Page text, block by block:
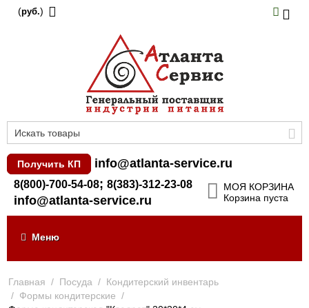
(руб.)
Получить КП info@atlanta-service.ru
8(800)-700-54-08; 8(383)-312-23-08
info@atlanta-service.ru
МОЯ КОРЗИНА
Корзина пуста
Меню
Главная / Посуда / Кондитерский инвентарь
/ Формы кондитерские /